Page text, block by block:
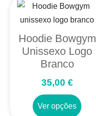
Hoodie Bowgym
Unissexo Logo
Branco
35,00 €
Ver opções